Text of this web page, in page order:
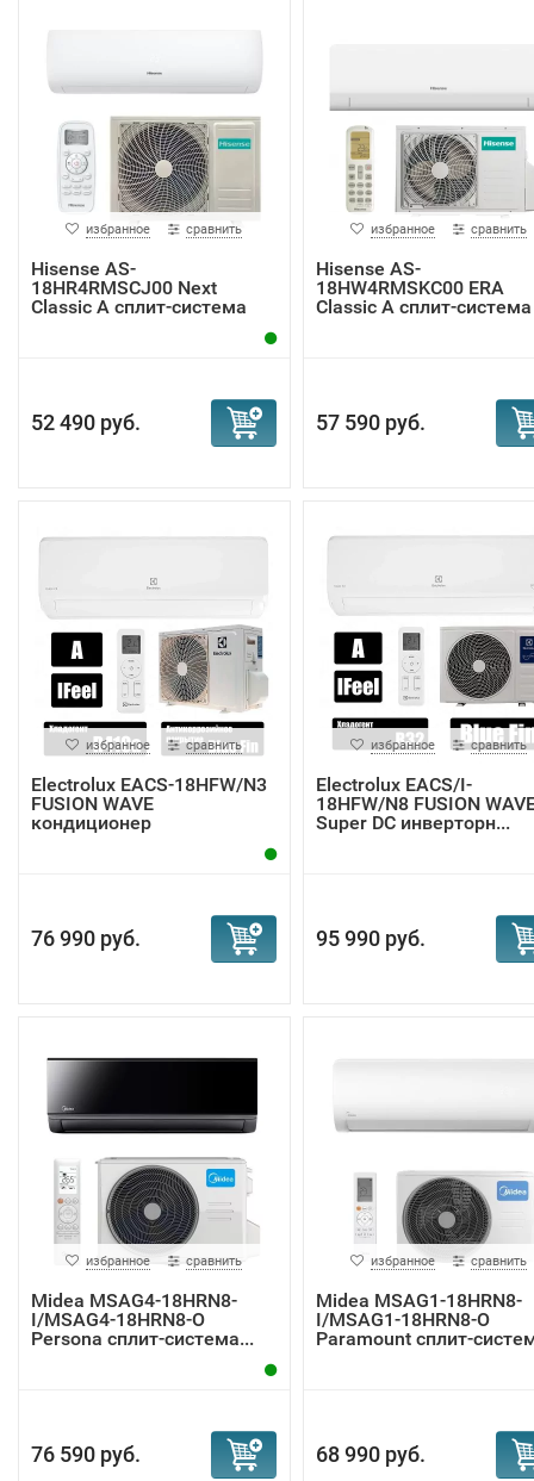
избранное сравнить
Hisense AS-
18HR4RMSCJ00 Next
Classic A сплит-система
52 490 руб.
избранное сравнить
Hisense AS-
18HW4RMSKC00 ERA
Classic A сплит-система
57 590 руб.
избранное сравнить
Electrolux EACS-18HFW/N3
FUSION WAVE
кондиционер
76 990 руб.
избранное сравнить
Electrolux EACS/I-
18HFW/N8 FUSION
Super DC инверторн...
95 990 руб.
избранное сравнить
Midea MSAG4-18HRN8-
I/MSAG4-18HRN8-O
Persona сплит-система...
76 590 руб.
избранное сравнить
Midea MSAG1-18HRN8-
I/MSAG1-18HRN8-O
Paramount сплит-
68 990 руб.